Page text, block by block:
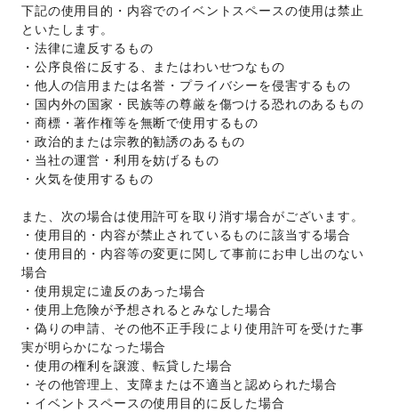
下記の使用目的・内容でのイベントスペースの使用は禁止
といたします。
・法律に違反するもの
・公序良俗に反する、またはわいせつなもの
・他人の信用または名誉・プライバシーを侵害するもの
・国内外の国家・民族等の尊厳を傷つける恐れのあるもの
・商標・著作権等を無断で使用するもの
・政治的または宗教的勧誘のあるもの
・当社の運営・利用を妨げるもの
・火気を使用するもの
また、次の場合は使用許可を取り消す場合がございます。
・使用目的・内容が禁止されているものに該当する場合
・使用目的・内容等の変更に関して事前にお申し出のない
場合
・使用規定に違反のあった場合
・使用上危険が予想されるとみなした場合
・偽りの申請、その他不正手段により使用許可を受けた事
実が明らかになった場合
・使用の権利を譲渡、転貸した場合
・その他管理上、支障または不適当と認められた場合
・イベントスペースの使用目的に反した場合